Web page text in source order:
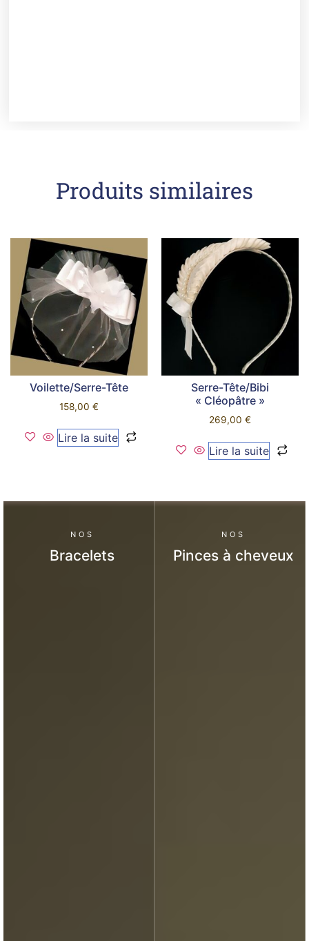
Produits similaires
Voilette/Serre-Tête
158,00 €
Lire la suite
Serre-Tête/Bibi
« Cléopâtre »
269,00 €
Lire la suite
NOS
Bracelets
NOS
Pinces à cheveux